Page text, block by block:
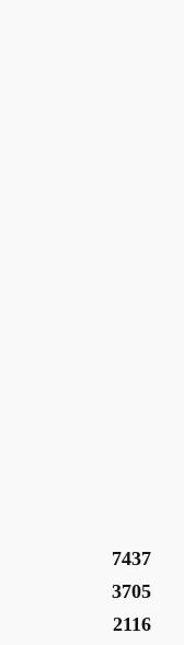
7437
3705
2116